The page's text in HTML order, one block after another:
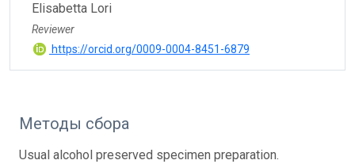
Elisabetta Lori
Reviewer
https://orcid.org/0009-0004-8451-6879
Методы сбора
Usual alcohol preserved specimen preparation.